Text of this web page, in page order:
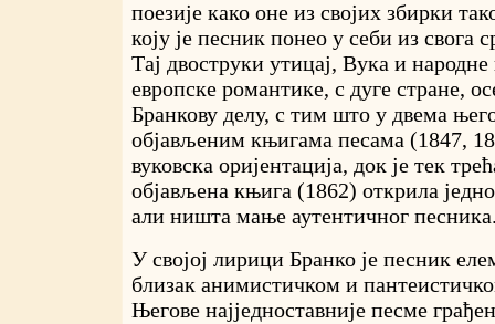
поезије како оне из својих збирки
коју је песник понео у себи из свога
Тај двоструки утицај, Вука и народне
европске романтике, с дуге стране,
Бранкову делу, с тим што у двема
објављеним књигама песама (1847,
вуковска оријентација, док је тек
објављена књига (1862) открила
али ништа мање аутентичног
У својој лирици Бранко је песник
близак анимистичком и
Његове најједноставније песме